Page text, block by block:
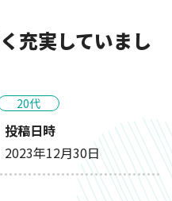
充実していまし
20代
投稿日時
2023年12月30日